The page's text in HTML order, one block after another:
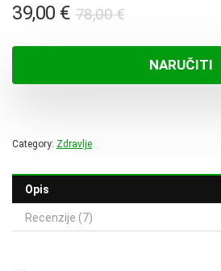
78,00€Izvorna
bila
je:
39,00 €
Trenutna
39,00 €.
NARUČITI
Category: Zdravlje
Opis
Recenzije (7)